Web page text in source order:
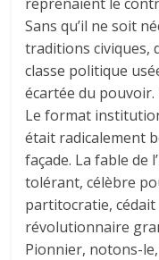
Sans qu’il ne soit
traditions civiques,
classe politique
écartée du pouvoir.
Le format
était radicalement
façade. La fable de
tolérant, célèbre
partitocratie,
révolutionnaire
Pionnier, notons-